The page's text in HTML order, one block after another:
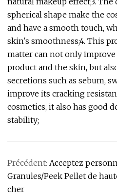
spherical shape make the
and have a smooth touch,
skin's smoothness;4. This
matter can not only
product and the skin, but
secretions such as sebum,
improve its cracking
cosmetics, it also has good
stability;
Précédent: Acceptez
Granules/Peek Pellet de
cher